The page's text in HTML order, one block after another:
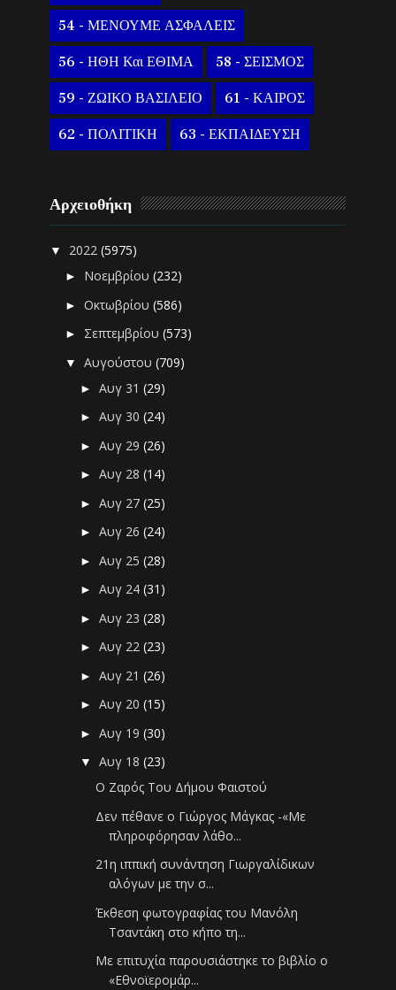
54 - ΜΕΝΟΥΜΕ ΑΣΦΑΛΕΙΣ
56 - ΗΘΗ Και ΕΘΙΜΑ 58 - ΣΕΙΣΜΟΣ
59 - ΖΩΙΚΟ ΒΑΣΙΛΕΙΟ 61 - ΚΑΙΡΟΣ
62 - ΠΟΛΙΤΙΚΗ 63 - ΕΚΠΑΙΔΕΥΣΗ
Αρχειοθήκη
▼ 2022(5975)
► Νοεμβρίου(232)
►Οκτωβρίου(586)
► Σεπτεμβρίου(573)
▼Αυγούστου(709)
►Αυγ 31(29)
►Αυγ 30(24)
►Αυγ 29(26)
►Αυγ 28(14)
►Αυγ 27(25)
►Αυγ 26(24)
►Αυγ 25(28)
►Αυγ 24(31)
►Αυγ 23(28)
►Αυγ 22(23)
►Αυγ 21(26)
►Αυγ 20(15)
►Αυγ 19(30)
▼Αυγ 18(23)
Ο Ζαρός Του Δήμου Φαιστού
Δεν πέθανε ο Γιώργος Μάγκας -«Με
πληροφόρησαν λάθο...
21η ιππική συνάντηση Γιωργαλίδικων
αλόγων με την σ...
Έκθεση φωτογραφίας του Μανόλη
Τσαντάκη στο κήπο τη...
Με επιτυχία παρουσιάστηκε το βιβλίο ο
«Εθνοϊερομάρ...